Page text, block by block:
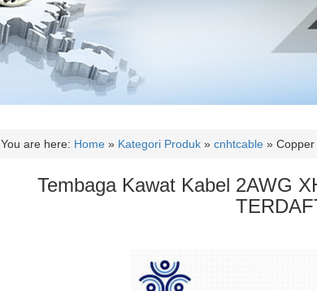
You are here: Home » Kategori Produk » cnhtcable » Copper
Tembaga Kawat Kabel 2AWG